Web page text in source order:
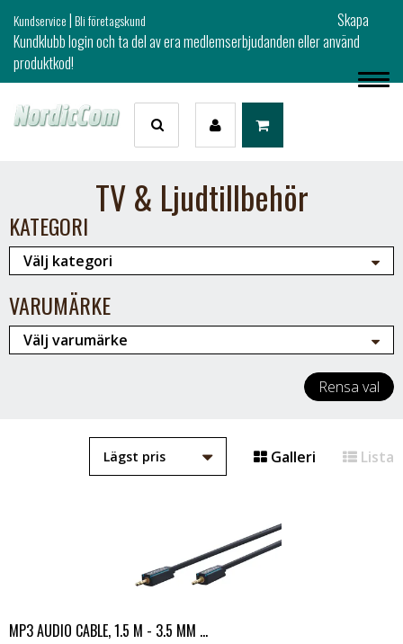
Kundservice|Bli företagskund
Skapa
Kundklubb login och ta del av era medlemserbjudanden eller använd
produktkod!
TV & Ljudtillbehör
KATEGORI
VARUMÄRKE
Rensa val
Galleri Lista
MP3 AUDIO CABLE, 1.5 M - 3.5 MM ...